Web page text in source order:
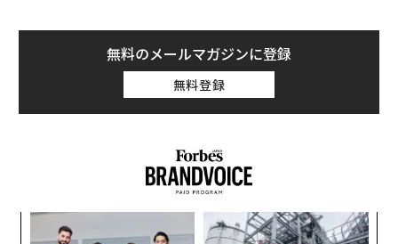
に掲載された最初の研究は、輸血に焦点を当
てている。アダム・シュローアとパトリック・ベンチュ
ラが率いる研究グループは、老齢のマウスに若いマウス
化され、脳の炎症が減少するなど、あらゆる健康改善が
もたらされることに気づいた。何らかの方法で、若いマ
ウスの血が老齢のマウスの生物学的時計を戻すのを助け
ていたのだ。
無料のメールマガジンに登録
無料登録